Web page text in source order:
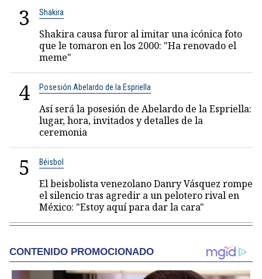
3 Shakira
Shakira causa furor al imitar una icónica foto
que le tomaron en los 2000: "Ha renovado el
meme"
4 Posesión Abelardo de la Espriella
Así será la posesión de Abelardo de la Espriella:
lugar, hora, invitados y detalles de la
ceremonia
5 Béisbol
El beisbolista venezolano Danry Vásquez rompe
el silencio tras agredir a un pelotero rival en
México: "Estoy aquí para dar la cara"